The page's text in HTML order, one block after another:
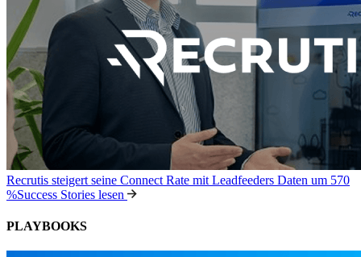
Recrutis steigert seine Connect Rate mit Leadfeeders Daten um 570
%Success Stories lesen
PLAYBOOKS